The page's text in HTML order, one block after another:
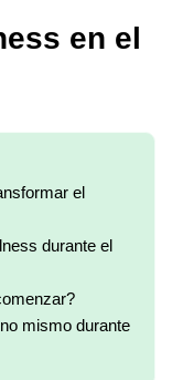
en el
el
durante el
mismo durante